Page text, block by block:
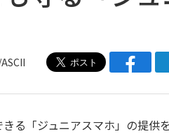
る「ジュニアスマホ」の提供